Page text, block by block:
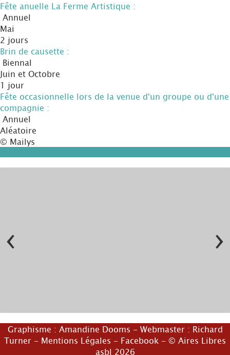
Fête anuelle La Ferme Artistique :
Annuel
Mai
2 jours
Brin de causette :
Biennal
Juin et Octobre
1 jour
Fête occasionnelle lors de la venue d'un groupe ou d'une
compagnie :
Annuel
Aléatoire
© Mailys
© MCFA
‹ ›
Graphisme : Amandine Dooms - Webmaster : Richard
Turner - Mentions Légales - Facebook - © Aires Libres
asbl 2026